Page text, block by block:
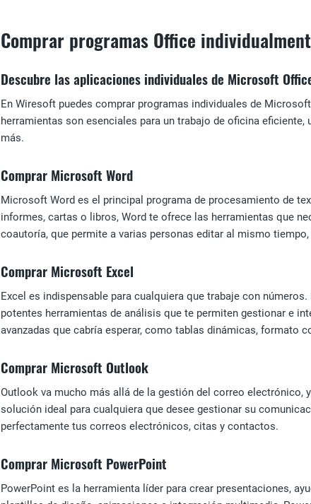
Comprar programas Office
Descubre las aplicaciones individuales de Microsoft
En Wiresoft puedes comprar programas individuales de
herramientas son esenciales para un trabajo de oficina
más.
Comprar Microsoft Word
Microsoft Word es el principal programa de procesamiento de
informes, cartas o libros, Word te ofrece las herramientas que
coautoría, que permite a varias personas editar al mismo
Comprar Microsoft Excel
Excel es indispensable para cualquiera que trabaje con
potentes herramientas de análisis que te permiten gestionar e
avanzadas que cabría esperar, como tablas dinámicas, formato
Comprar Microsoft Outlook
Outlook va mucho más allá de la gestión del correo
solución ideal para cualquiera que desee gestionar su
perfectamente tus correos electrónicos, citas y contactos.
Comprar Microsoft PowerPoint
PowerPoint es la herramienta líder para crear presentaciones,